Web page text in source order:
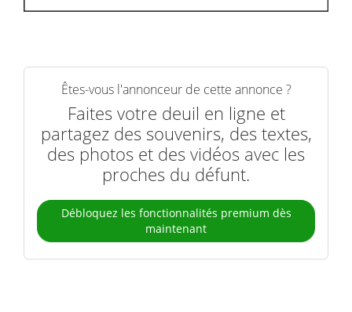
Êtes-vous l'annonceur de cette annonce ?
Faites votre deuil en ligne et
partagez des souvenirs, des textes,
des photos et des vidéos avec les
proches du défunt.
Débloquez les fonctionnalités premium dès
maintenant